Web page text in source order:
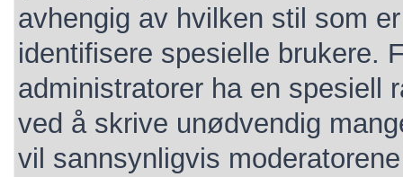
avhengig av hvilken stil som
identifisere spesielle brukere.
administratorer ha en spesiell
ved å skrive unødvendig
vil sannsynligvis